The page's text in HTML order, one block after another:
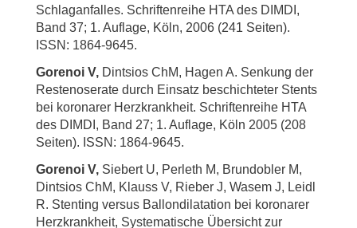
Schlaganfalles. Schriftenreihe HTA des DIMDI,
Band 37; 1. Auflage, Köln, 2006 (241 Seiten).
ISSN: 1864-9645.
Gorenoi V, Dintsios ChM, Hagen A. Senkung der
Restenoserate durch Einsatz beschichteter Stents
bei koronarer Herzkrankheit. Schriftenreihe HTA
des DIMDI, Band 27; 1. Auflage, Köln 2005 (208
Seiten). ISSN: 1864-9645.
Gorenoi V, Siebert U, Perleth M, Brundobler M,
Dintsios ChM, Klauss V, Rieber J, Wasem J, Leidl
R. Stenting versus Ballondilatation bei koronarer
Herzkrankheit, Systematische Übersicht zur